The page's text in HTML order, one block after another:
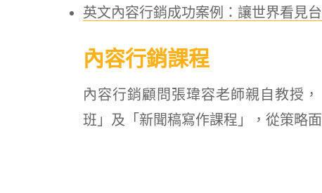
英文內容行銷成功案例：讓世界看見
內容行銷課程
內容行銷顧問張瑋容老師親自教授
班」及「新聞稿寫作課程」，從策略